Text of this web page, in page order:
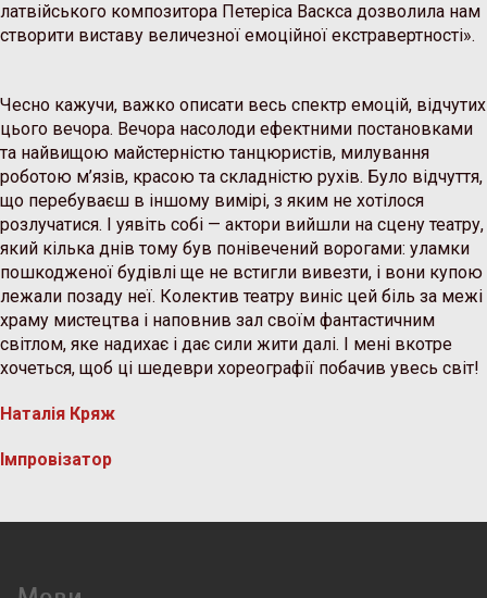
латвійського композитора Петеріса Васкса дозволила нам
створити виставу величезної емоційної екстравертності».
Чесно кажучи, важко описати весь спектр емоцій, відчутих
цього вечора. Вечора насолоди ефектними постановками
та найвищою майстерністю танцюристів, милування
роботою м’язів, красою та складністю рухів. Було відчуття,
що перебуваєш в іншому вимірі, з яким не хотілося
розлучатися. І уявіть собі — актори вийшли на сцену театру,
який кілька днів тому був понівечений ворогами: уламки
пошкодженої будівлі ще не встигли вивезти, і вони купою
лежали позаду неї. Колектив театру виніс цей біль за межі
храму мистецтва і наповнив зал своїм фантастичним
світлом, яке надихає і дає сили жити далі. І мені вкотре
хочеться, щоб ці шедеври хореографії побачив увесь світ!
Наталія Кряж
Імпровізатор